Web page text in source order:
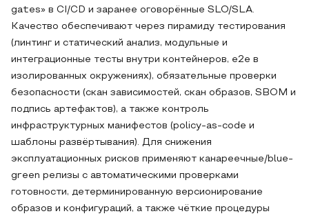
gates» в CI/CD и заранее оговорённые SLO/SLA.
Качество обеспечивают через пирамиду тестирования
(линтинг и статический анализ, модульные и
интеграционные тесты внутри контейнеров, e2e в
изолированных окружениях), обязательные проверки
безопасности (скан зависимостей, скан образов, SBOM и
подпись артефактов), а также контроль
инфраструктурных манифестов (policy-as-code и
шаблоны развёртывания). Для снижения
эксплуатационных рисков применяют канареечные/blue-
green релизы с автоматическими проверками
готовности, детерминированную версионирование
образов и конфигураций, а также чёткие процедуры